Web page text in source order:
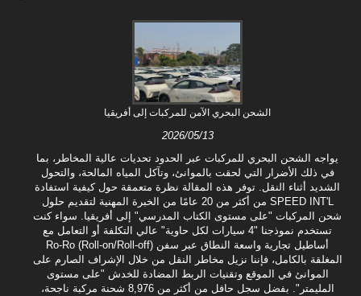
الشحن البحري الآمن للمركبات إلى أفريقيا
2026/05/13
يواجه الشحن البحري للمركبات عبر الحدود تحديات عالية المخاطر، بما
في ذلك الأضرار التي لحقت بالموانئ، وتآكل المياه المالحة، والتحول
الشديد أثناء النقل. توفر هذه المقالة نظرة متعمقة حول كيفية استفادة
SPEED INT'L من أكثر من 20 عامًا من الخبرة المهنية لتقديم حلول
شحن المركبات "على مستوى الكتاب المدرسي" إلى أفريقيا. سواء كنت
تستخدم نموذجنا "4 سيارات لكل حاوية" عالي التكلفة أو التعامل مع
أساطيل تجارية واسعة النطاق عبر سفن Ro-Ro (Roll-on/Roll-off)
المغلقة بالكامل، فإننا نزيل مخاطر النقل من خلال الإشراف الصارم على
الموانئ في الموقع وتقنيات الربط المضادة للخدش "على مستوى
المليمتر". بفضل سجل حافل من أكثر من 8,976 شحنة مركبة ناجحة،